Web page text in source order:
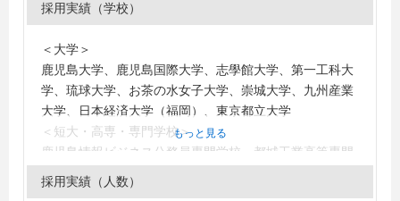
採用実績（学校）
＜大学＞
鹿児島大学、鹿児島国際大学、志學館大学、第一工科大
学、琉球大学、お茶の水女子大学、崇城大学、九州産業
大学、日本経済大学（福岡）、東京都立大学
＜短大・高専・専門学校＞
鹿児島情報ビジネス公務員専門学校、都城工業高等専門
学校、鹿児島キャリアデザイン専門学校、鹿児島県立短
期大学、鹿児島県美容専門学校
もっと見る
採用実績（人数）